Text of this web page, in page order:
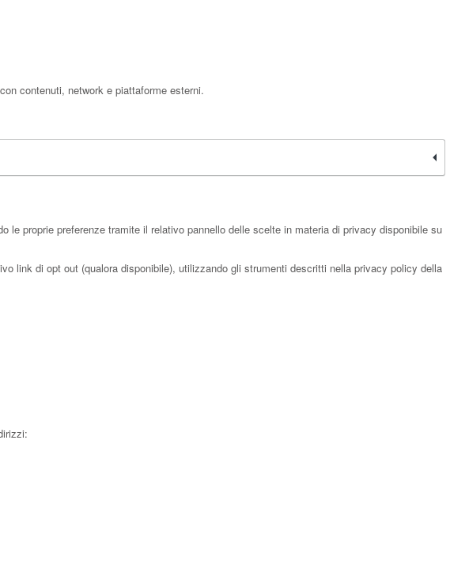
contenuti, network e piattaforme esterni.
le proprie preferenze tramite il relativo pannello delle scelte in materia di privacy disponibile su
link di opt out (qualora disponibile), utilizzando gli strumenti descritti nella privacy policy della